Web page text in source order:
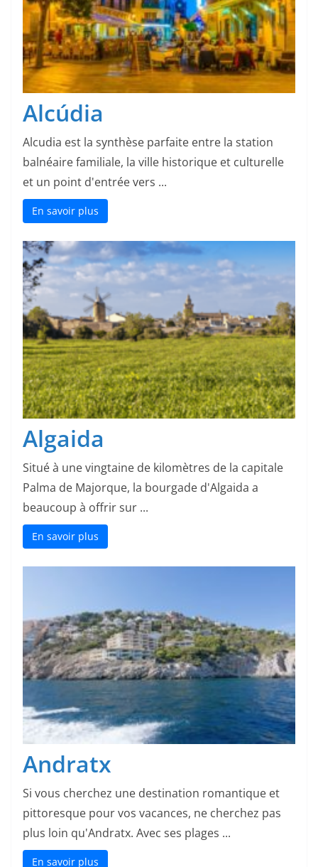
Alcúdia
Alcudia est la synthèse parfaite entre la station
balnéaire familiale, la ville historique et culturelle
et un point d'entrée vers ...
En savoir plus
Algaida
Situé à une vingtaine de kilomètres de la capitale
Palma de Majorque, la bourgade d'Algaida a
beaucoup à offrir sur ...
En savoir plus
Andratx
Si vous cherchez une destination romantique et
pittoresque pour vos vacances, ne cherchez pas
plus loin qu'Andratx. Avec ses plages ...
En savoir plus